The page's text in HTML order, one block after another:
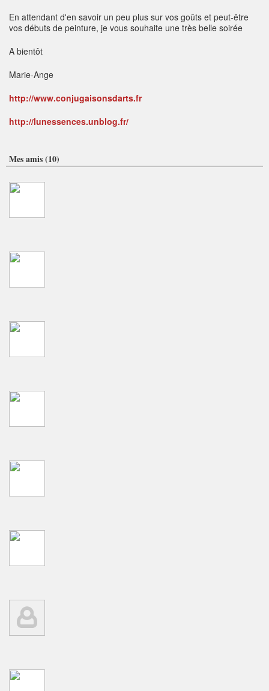
En attendant d'en savoir un peu plus sur vos goûts et peut-être
vos débuts de peinture, je vous souhaite une très belle soirée
A bientôt
Marie-Ange
http://www.conjugaisonsdarts.fr
http://lunessences.unblog.fr/
Mes amis (10)